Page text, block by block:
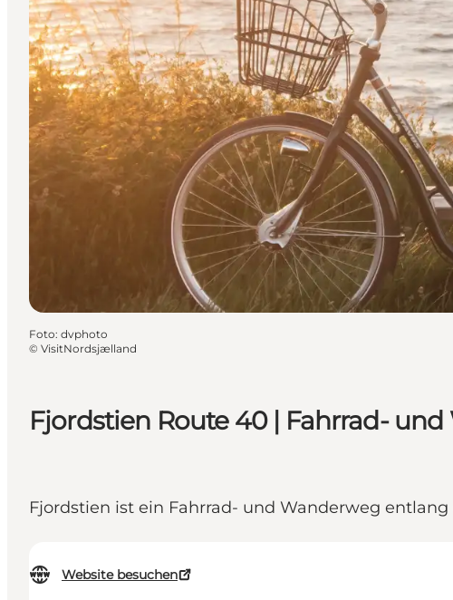
Fjordstien Route 40 | Fahrrad-
Fjordstien ist ein Fahrrad- und Wanderweg
Website besuchen
Foto: dvphoto
© VisitNordsjælland